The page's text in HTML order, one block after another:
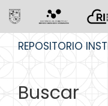
REPOSITORIO
Buscar